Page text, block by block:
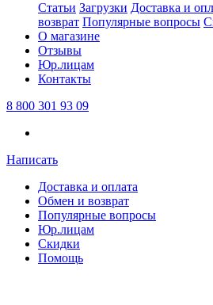
Статьи Загрузки Доставка и
возврат Популярные вопросы
О магазине
Отзывы
Юр.лицам
Контакты
8 800 301 93 09
Написать
Доставка и оплата
Обмен и возврат
Популярные вопросы
Юр.лицам
Скидки
Помощь